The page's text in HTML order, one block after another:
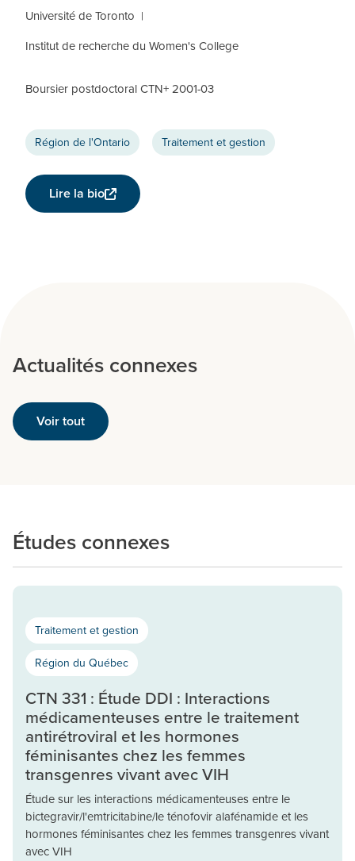
Université de Toronto
Institut de recherche du Women's College
Boursier postdoctoral CTN+ 2001-03
Région de l'Ontario Traitement et gestion
Lire la bio
Actualités connexes
Voir tout
Études connexes
Traitement et gestion
Région du Québec
CTN 331 : Étude DDI : Interactions
médicamenteuses entre le traitement
antirétroviral et les hormones
féminisantes chez les femmes
transgenres vivant avec VIH
Étude sur les interactions médicamenteuses entre le
bictegravir/l'emtricitabine/le ténofovir alafénamide et les
hormones féminisantes chez les femmes transgenres vivant
avec VIH